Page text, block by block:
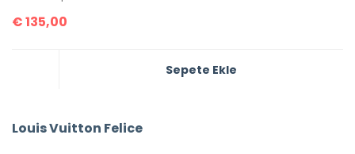
€135,00
Sepete Ekle
Louis Vuitton Felice